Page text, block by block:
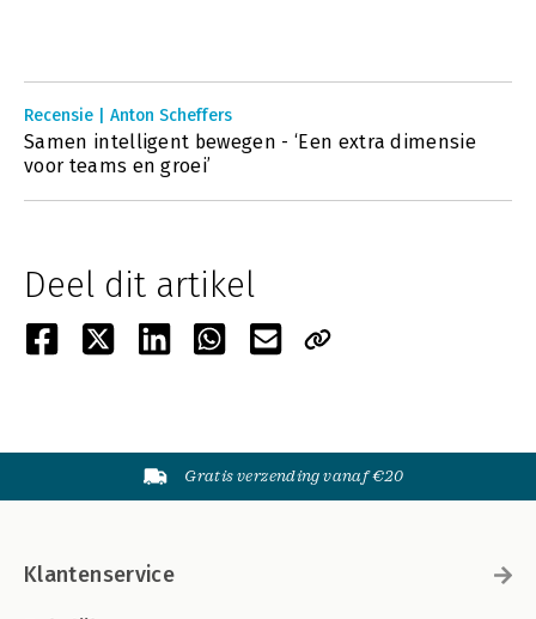
Recensie | Anton Scheffers
Samen intelligent bewegen - ‘Een extra dimensie
voor teams en groei’
Deel dit artikel
Gratis verzending vanaf €20
Klantenservice